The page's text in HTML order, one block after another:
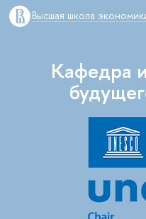
Высшая школа
Кафедра